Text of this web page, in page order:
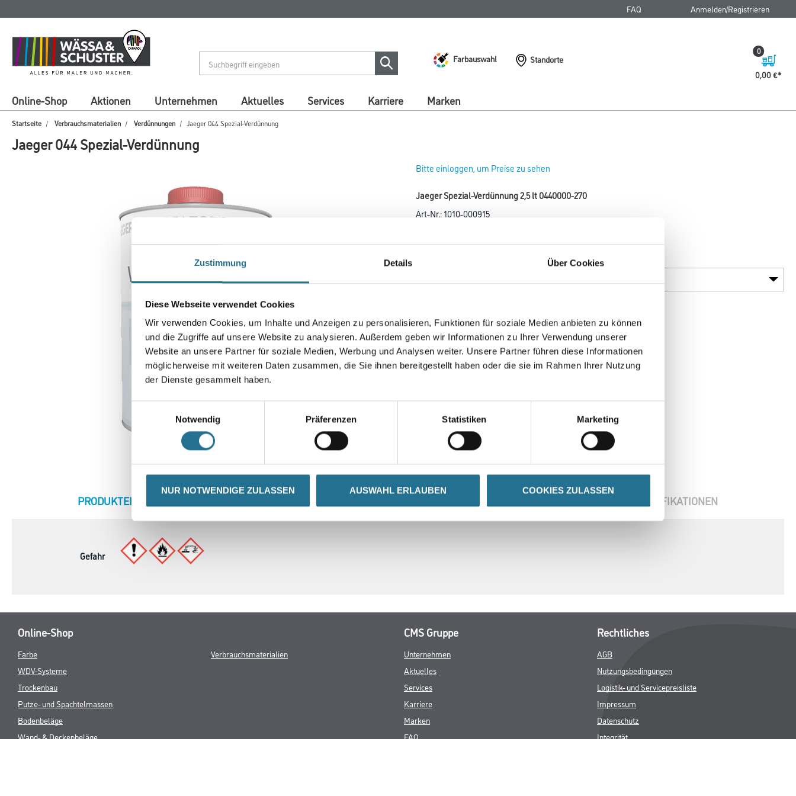
Zustimmung Details Über Cookies
Diese Webseite verwendet Cookies
Wir verwenden Cookies, um Inhalte und Anzeigen zu personalisieren, Funktionen für soziale Medien anbieten zu können
und die Zugriffe auf unsere Website zu analysieren. Außerdem geben wir Informationen zu Ihrer Verwendung unserer
Website an unsere Partner für soziale Medien, Werbung und Analysen weiter. Unsere Partner führen diese Informationen
möglicherweise mit weiteren Daten zusammen, die Sie ihnen bereitgestellt haben oder die sie im Rahmen Ihrer Nutzung
der Dienste gesammelt haben.
Notwendig
Präferenzen Statistiken Marketing
NUR NOTWENDIGE ZULASSEN AUSWAHL ERLAUBEN COOKIES ZULASSEN
springen
springen
FAQ Anmelden/Registrieren
Farbauswahl
Standorte
0,00 €
0
Online-Shop Aktionen Unternehmen Aktuelles Services Karriere Marken
Startseite Verbrauchsmaterialien Verdünnungen Jaeger 044 Spezial-Verdünnung
Jaeger 044 Spezial-Verdünnung
Bitte einloggen, um Preise zu sehen
Jaeger Spezial-Verdünnung 2,5 lt 0440000-270
Art-Nr.:1010-000915
Umrechnungsfaktoren
CURRENT
PRODUKTEIGENSCHAFTEN SPEZIFIKATIONEN
Gefahr
Online-Shop
Farbe
WDV-Systeme
Trockenbau
Putze- und Spachtelmassen
Bodenbeläge
Wand- & Deckenbeläge
Verbrauchsmaterialien
CMS Gruppe
Unternehmen
Aktuelles
Services
Karriere
Marken
FAQ
Rechtliches
AGB
Nutzungsbedingungen
Logistik- und Servicepreisliste
Impressum
Datenschutz
Integrität